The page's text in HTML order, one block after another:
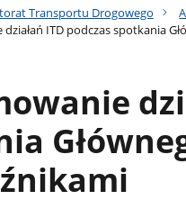
Transportu Drogowego
ITD podczas spotkania